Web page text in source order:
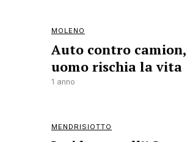
MOLENO
Auto contro camion,
uomo rischia la vita
1 anno
MENDRISIOTTO